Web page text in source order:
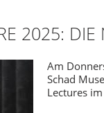
2025: DIE
Am
Schad
Lectures